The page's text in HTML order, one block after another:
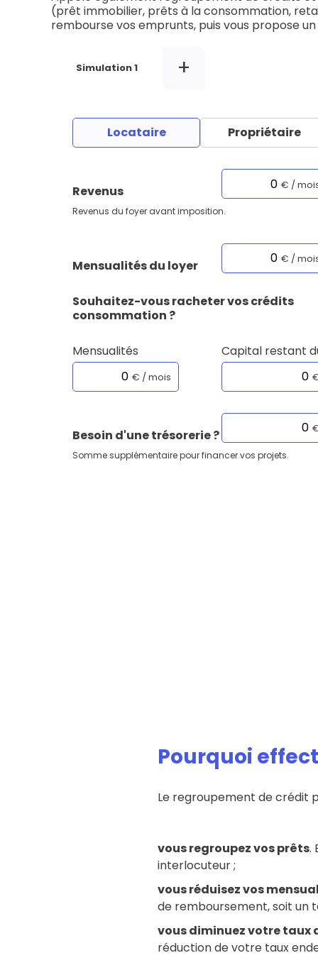
L'acte
Tous les
Trouvez votre prêt conso au
Bénéficiez de notre expertise en
(prêt immobilier, prêts à la consommation,
rembourse vos emprunts, puis vous propose
Simulation 1 +
Locataire Propriétaire
Revenus € /
Revenus du foyer avant imposition.
Mensualités du loyer € /
Souhaitez-vous racheter vos crédits
consommation ?
Mensualités
€ / mois
Capital restant
Besoin d'une trésorerie ?
Somme supplémentaire pour financer vos projets.
Pourquoi
Le regroupement de crédit
vous regroupez vos prêts.
interlocuteur ;
vous réduisez vos
de remboursement, soit un
vous diminuez votre
réduction de votre taux